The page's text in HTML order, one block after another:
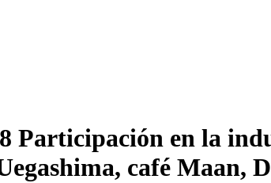
Participación en la
café Maan,